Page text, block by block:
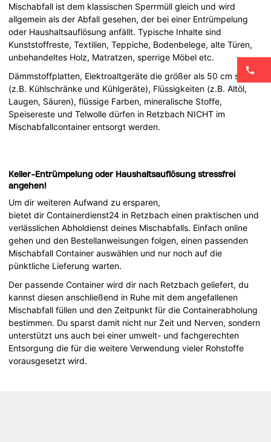
Mischabfall ist dem klassischen Sperrmüll gleich und wird
allgemein als der Abfall gesehen, der bei einer Entrümpelung
oder Haushaltsauflösung anfällt. Typische Inhalte sind
Kunststoffreste, Textilien, Teppiche, Bodenbelege, alte Türen,
unbehandeltes Holz, Matratzen, sperrige Möbel etc.
Dämmstoffplatten, Elektroaltgeräte die größer als 50 cm sind
(z.B. Kühlschränke und Kühlgeräte), Flüssigkeiten (z.B. Altöl,
Laugen, Säuren), flüssige Farben, mineralische Stoffe,
Speisereste und Telwolle dürfen in Retzbach NICHT im
Mischabfallcontainer entsorgt werden.
Keller-Entrümpelung oder Haushaltsauflösung stressfrei
angehen!
Um dir weiteren Aufwand zu ersparen,
bietet dir Containerdienst24 in Retzbach einen praktischen und
verlässlichen Abholdienst deines Mischabfalls. Einfach online
gehen und den Bestellanweisungen folgen, einen passenden
Mischabfall Container auswählen und nur noch auf die
pünktliche Lieferung warten.
Der passende Container wird dir nach Retzbach geliefert, du
kannst diesen anschließend in Ruhe mit dem angefallenen
Mischabfall füllen und den Zeitpunkt für die Containerabholung
bestimmen. Du sparst damit nicht nur Zeit und Nerven, sondern
unterstützt uns auch bei einer umwelt- und fachgerechten
Entsorgung die für die weitere Verwendung vieler Rohstoffe
vorausgesetzt wird.